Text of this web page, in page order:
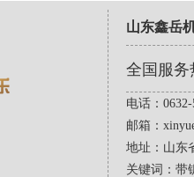
山东鑫岳
全国服务
电话：0632-
邮箱：
地址：山东
关键词：带